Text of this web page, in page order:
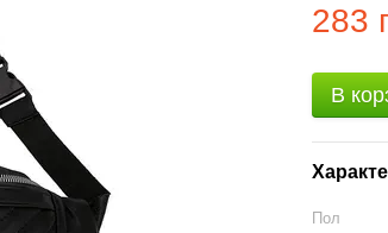
283
В
Пол